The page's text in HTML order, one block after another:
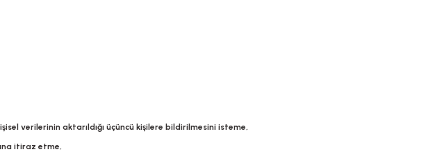
verilerinin aktarıldığı üçüncü kişilere bildirilmesini isteme,
itiraz etme,